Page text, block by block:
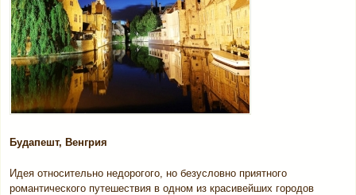
Будапешт, Венгрия
Идея относительно недорогого, но безусловно приятного
романтического путешествия в одном из красивейших городов